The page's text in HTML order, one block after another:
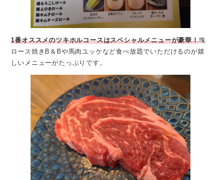
1番オススメのツキホルコースはスペシャルメニューが豪華！塊
ロース焼きB＆Bや馬肉ユッケなど食べ放題でいただけるのが嬉
しいメニューがたっぷりです。